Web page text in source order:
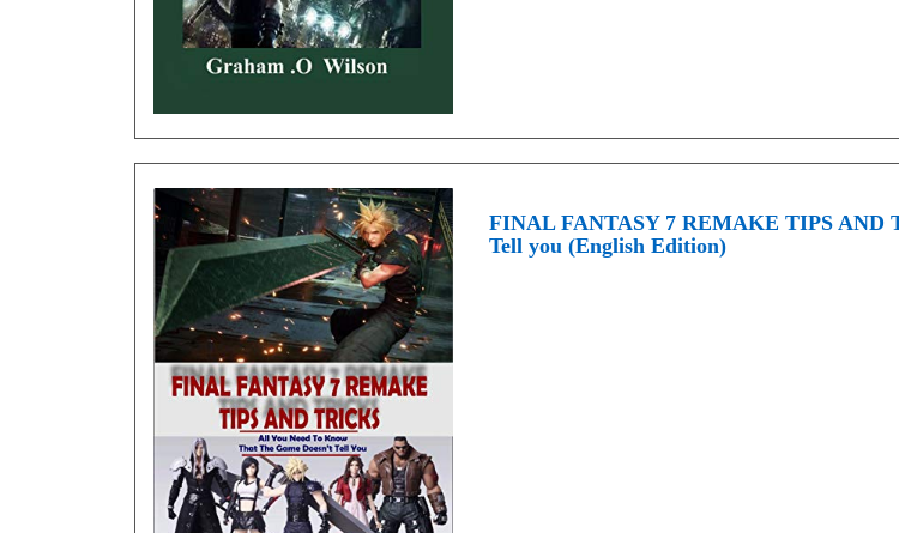
FINAL FANTASY 7 REMAKE TIPS AND
Tell you (English Edition)